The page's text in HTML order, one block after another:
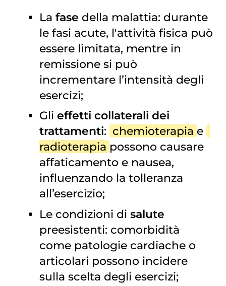
La fase della malattia: durante
le fasi acute, l'attività fisica può
essere limitata, mentre in
remissione si può
incrementare l’intensità degli
esercizi;
Gli effetti collaterali dei
trattamenti: chemioterapia e
radioterapia possono causare
affaticamento e nausea,
influenzando la tolleranza
all’esercizio;
Le condizioni di salute
preesistenti: comorbidità
come patologie cardiache o
articolari possono incidere
sulla scelta degli esercizi;